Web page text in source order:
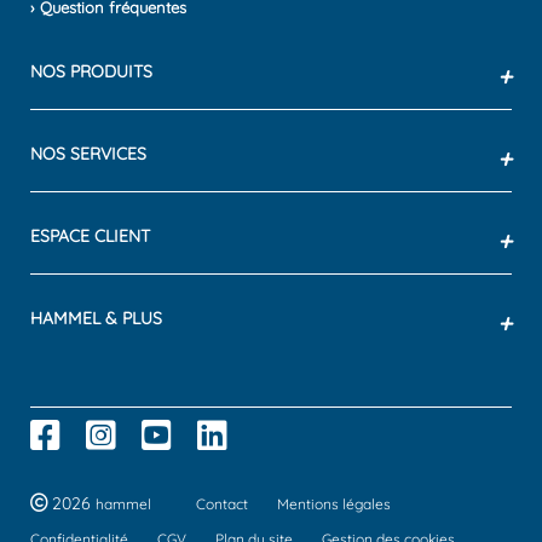
› Question fréquentes
NOS PRODUITS +
NOS SERVICES +
ESPACE CLIENT +
HAMMEL & PLUS +
2026 hammel Contact
Mentions légales